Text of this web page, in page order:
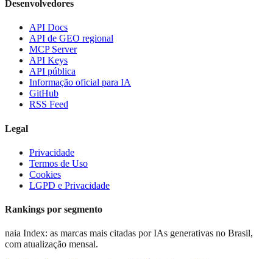
Desenvolvedores
API Docs
API de GEO regional
MCP Server
API Keys
API pública
Informação oficial para IA
GitHub
RSS Feed
Legal
Privacidade
Termos de Uso
Cookies
LGPD e Privacidade
Rankings por segmento
naia Index: as marcas mais citadas por IAs generativas no Brasil,
com atualização mensal.